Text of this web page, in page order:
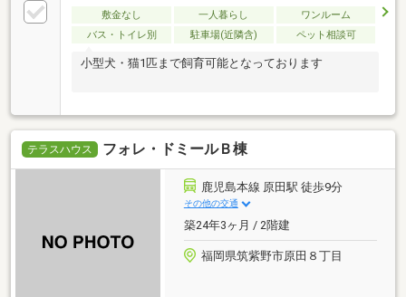
敷金なし 一人暮らし
ワンルーム
バス・トイレ別
駐車場(近隣含) ペット相談可
小型犬・猫1匹まで飼育可能となっております
テラスハウス フォレ・ドミールＢ棟
鹿児島本線 原田駅 徒歩9分
その他の交通
築24年3ヶ月 / 2階建
福岡県筑紫野市原田８丁目